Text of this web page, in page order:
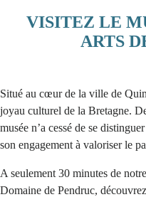
VISITEZ LE
ARTS
Situé au cœur de la ville de
joyau culturel de la Bretagne.
musée n’a cessé de se
son engagement à valoriser le
A seulement 30 minutes de notre
Domaine de Pendruc,